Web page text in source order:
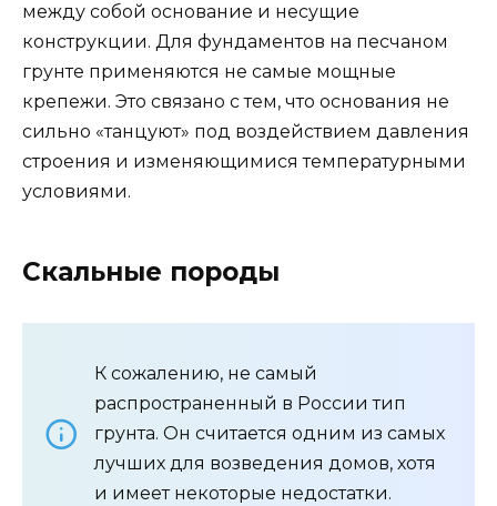
между собой основание и несущие
конструкции. Для фундаментов на песчаном
грунте применяются не самые мощные
крепежи. Это связано с тем, что основания не
сильно «танцуют» под воздействием давления
строения и изменяющимися температурными
условиями.
Скальные породы
К сожалению, не самый
распространенный в России тип
грунта. Он считается одним из самых
лучших для возведения домов, хотя
и имеет некоторые недостатки.